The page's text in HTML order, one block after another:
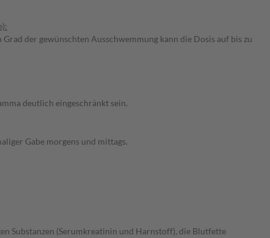
der gewünschten Ausschwemmung kann die Dosis auf bis zu
deutlich eingeschränkt sein.
Gabe morgens und mittags.
Substanzen (Serumkreatinin und Harnstoff), die Blutfette